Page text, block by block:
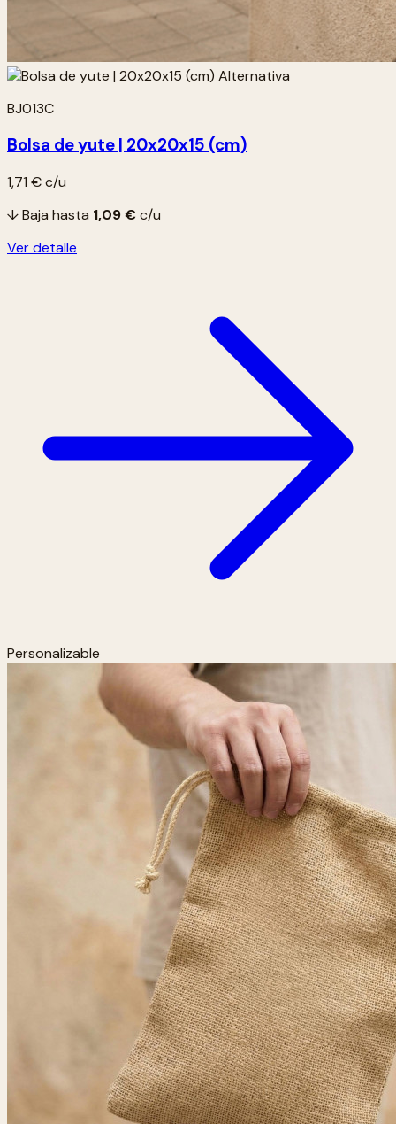
BJ013C
Bolsa de yute | 20x20x15 (cm)
1,71 €c/u
↓ Baja hasta 1,09 €c/u
Ver detalle
Personalizable